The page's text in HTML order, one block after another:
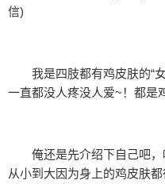
信)
我是四肢都有鸡皮肤的“
一直都没人疼没人爱~！都是
俺还是先介绍下自己吧，
从小到大因为身上的鸡皮肤